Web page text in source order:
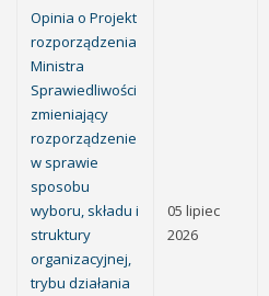
Opinia o Projekt
rozporządzenia
Ministra
Sprawiedliwości
zmieniający
rozporządzenie
w sprawie
sposobu
wyboru, składu i
struktury
organizacyjnej,
trybu działania
05 lipiec
2026